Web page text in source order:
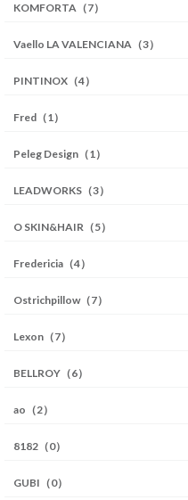
KOMFORTA（7）
Vaello LA VALENCIANA（3）
PINTINOX（4）
Fred（1）
Peleg Design（1）
LEADWORKS（3）
O SKIN&HAIR（5）
Fredericia（4）
Ostrichpillow（7）
Lexon（7）
BELLROY（6）
ao（2）
8182（0）
GUBI（0）